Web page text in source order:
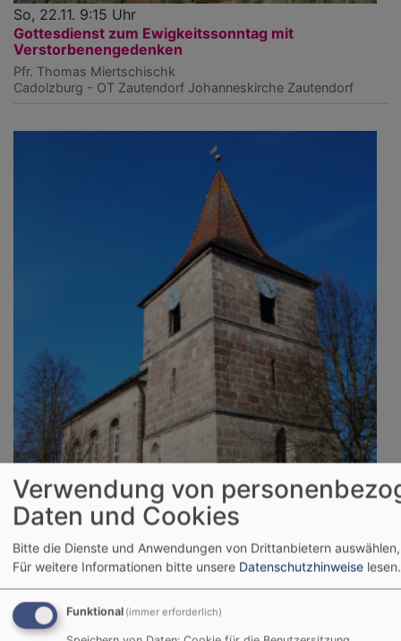
So, 22.11. 9:15 Uhr
Gottesdienst zum Ewigkeitssonntag mit
Verstorbenengedenken
Pfr. Thomas Miertschischk
Cadolzburg - OT Zautendorf Johanneskirche Zautendorf
Do, 31.12. 15:30 Uhr
Jahresschlussgottesdienst mit Abendmahl
Pfr. Thomas Miertschischk
Cadolzburg - OT Zautendorf Johanneskirche Zautendorf
Verwendung von
Daten und Cookies
Bitte die Dienste und Anwendungen von Drittanbietern
Für weitere Informationen bitte unsere Datenschutzhinweise lesen.
Funktional (immer erforderlich)